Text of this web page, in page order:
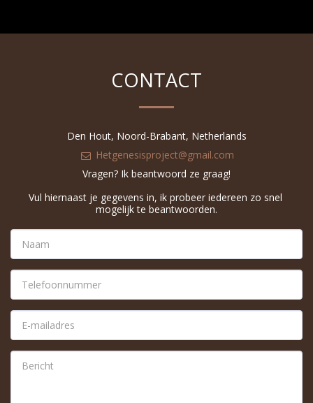
CONTACT
Den Hout, Noord-Brabant, Netherlands
Hetgenesisproject@gmail.com
Vragen? Ik beantwoord ze graag!
Vul hiernaast je gegevens in, ik probeer iedereen zo snel
mogelijk te beantwoorden.